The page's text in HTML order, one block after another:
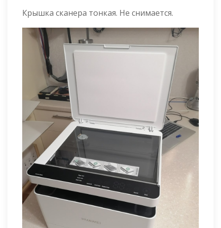
Крышка сканера тонкая. Не снимается.